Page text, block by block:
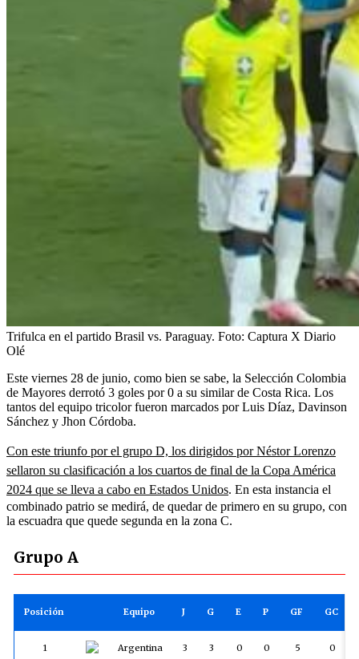
Trifulca en el partido Brasil vs. Paraguay. Foto: Captura X Diario
Olé
Este viernes 28 de junio, como bien se sabe, la Selección Colombia
de Mayores derrotó 3 goles por 0 a su similar de Costa Rica. Los
tantos del equipo tricolor fueron marcados por Luis Díaz, Davinson
Sánchez y Jhon Córdoba.
Con este triunfo por el grupo D, los dirigidos por Néstor Lorenzo
sellaron su clasificación a los cuartos de final de la Copa América
2024 que se lleva a cabo en Estados Unidos. En esta instancia el
combinado patrio se medirá, de quedar de primero en su grupo, con
la escuadra que quede segunda en la zona C.